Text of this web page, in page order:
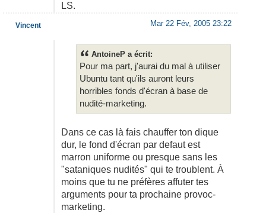
LS.
Mar 22 Fév, 2005 23:22
AntoineP a écrit:
Pour ma part, j'aurai du mal à utiliser
Ubuntu tant qu'ils auront leurs
horribles fonds d'écran à base de
nudité-marketing.
Dans ce cas là fais chauffer ton dique
dur, le fond d'écran par defaut est
marron uniforme ou presque sans les
"sataniques nudités" qui te troublent. À
moins que tu ne préfères affuter tes
arguments pour ta prochaine provoc-
marketing.
Vincent